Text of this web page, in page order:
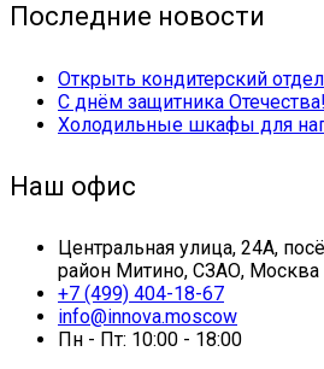
Последние новости
Открыть кондитерский отдел
С днём защитника Отечества!
Холодильные шкафы для
Наш офис
Центральная улица, 24А,
район Митино, СЗАО, Москва
+7 (499) 404-18-67
info@innova.moscow
Пн - Пт: 10:00 - 18:00